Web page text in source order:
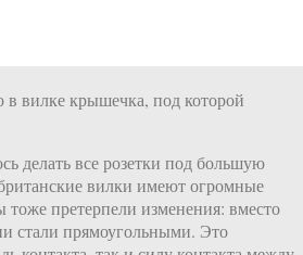
вилке крышечка, под которой
делать все розетки под большую
вилки имеют огромные
претерпели изменения: вместо
стали прямоугольными. Это